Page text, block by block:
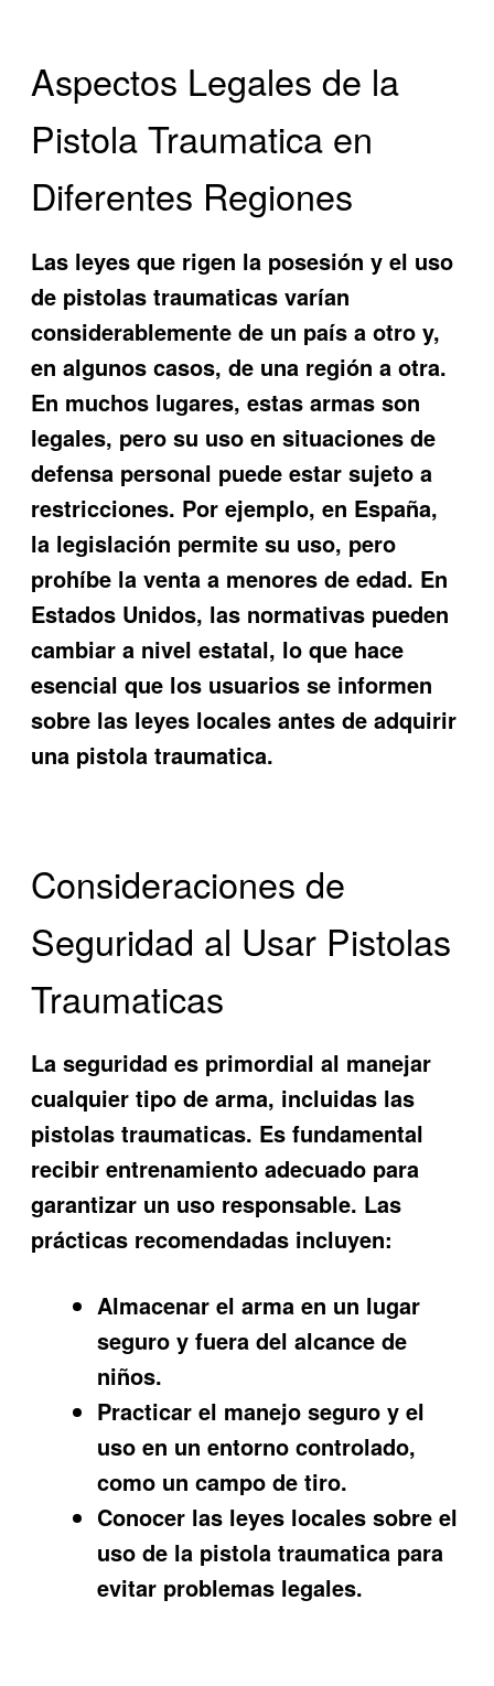
Aspectos Legales de la
Pistola Traumatica en
Diferentes Regiones
Las leyes que rigen la posesión y el uso
de pistolas traumaticas varían
considerablemente de un país a otro y,
en algunos casos, de una región a otra.
En muchos lugares, estas armas son
legales, pero su uso en situaciones de
defensa personal puede estar sujeto a
restricciones. Por ejemplo, en España,
la legislación permite su uso, pero
prohíbe la venta a menores de edad. En
Estados Unidos, las normativas pueden
cambiar a nivel estatal, lo que hace
esencial que los usuarios se informen
sobre las leyes locales antes de adquirir
una pistola traumatica.
Consideraciones de
Seguridad al Usar Pistolas
Traumaticas
La seguridad es primordial al manejar
cualquier tipo de arma, incluidas las
pistolas traumaticas. Es fundamental
recibir entrenamiento adecuado para
garantizar un uso responsable. Las
prácticas recomendadas incluyen:
Almacenar el arma en un lugar
seguro y fuera del alcance de
niños.
Practicar el manejo seguro y el
uso en un entorno controlado,
como un campo de tiro.
Conocer las leyes locales sobre el
uso de la pistola traumatica para
evitar problemas legales.